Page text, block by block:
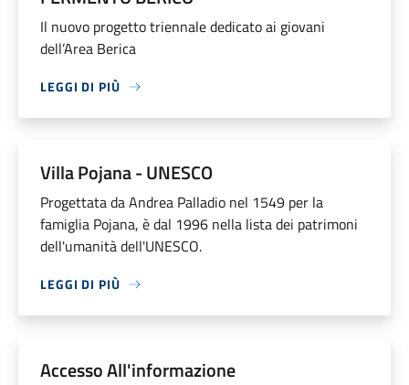
Il nuovo progetto triennale dedicato ai giovani
dell’Area Berica
LEGGI DI PIÙ
Villa Pojana - UNESCO
Progettata da Andrea Palladio nel 1549 per la
famiglia Pojana, è dal 1996 nella lista dei patrimoni
dell'umanità dell'UNESCO.
LEGGI DI PIÙ
Accesso All'informazione